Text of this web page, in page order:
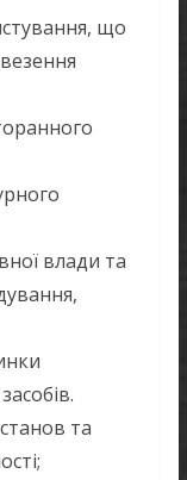
що
влади та
та